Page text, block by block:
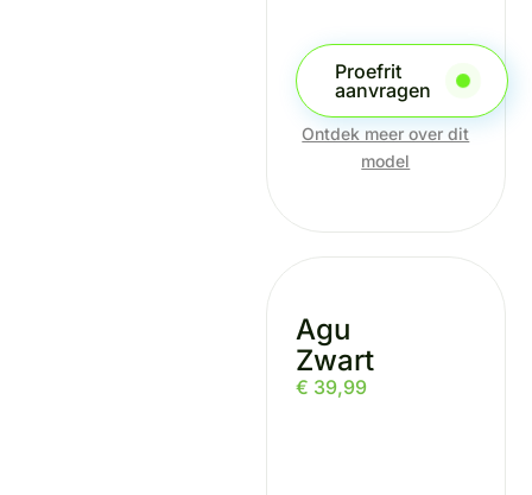
Proefrit
aanvragen
Ontdek meer over dit
model
Agu
Zwart
€ 39,99